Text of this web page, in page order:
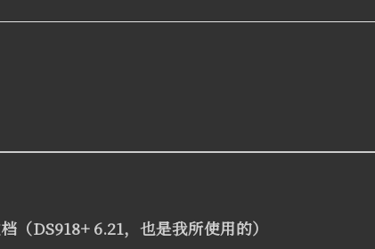
（DS918+ 6.21，也是我所使用的）